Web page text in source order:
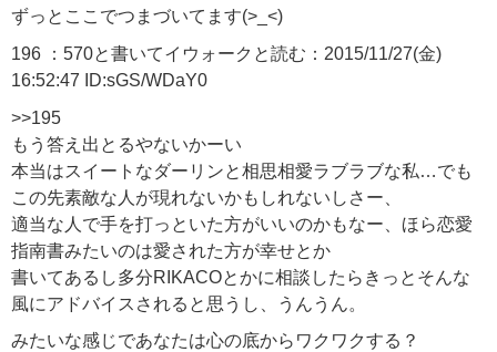
ずっとここでつまづいてます(>_<)
196 ：570と書いてイウォークと読む：2015/11/27(金)
16:52:47 ID:sGS/WDaY0
>>195
もう答え出とるやないかーい
本当はスイートなダーリンと相思相愛ラブラブな私…でも
この先素敵な人が現れないかもしれないしさー、
適当な人で手を打っといた方がいいのかもなー、ほら恋愛
指南書みたいのは愛された方が幸せとか
書いてあるし多分RIKACOとかに相談したらきっとそんな
風にアドバイスされると思うし、うんうん。
みたいな感じであなたは心の底からワクワクする？